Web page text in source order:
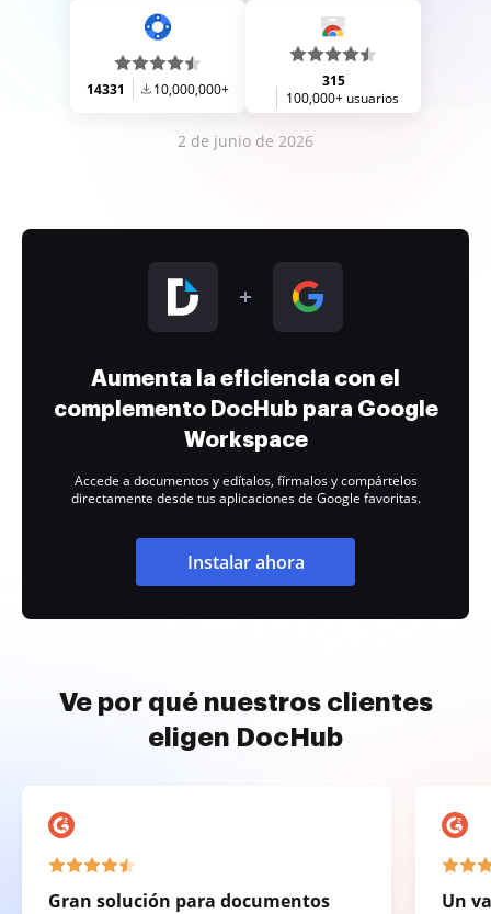
14331 10,000,000+
315
100,000+ usuarios
2 de junio de 2026
Aumenta la eficiencia con el
complemento DocHub para Google
Workspace
Accede a documentos y edítalos, fírmalos y compártelos
directamente desde tus aplicaciones de Google favoritas.
Instalar ahora
Ve por qué nuestros clientes
eligen DocHub
Gran solución para documentos
Un